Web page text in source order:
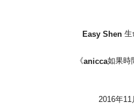
Easy Shen 生
《anicca如果時
2016年